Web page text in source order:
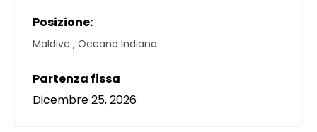
Posizione:
Maldive , Oceano Indiano
Partenza fissa
Dicembre 25, 2026